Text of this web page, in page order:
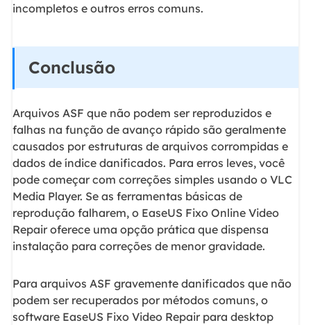
incompletos e outros erros comuns.
Conclusão
Arquivos ASF que não podem ser reproduzidos e
falhas na função de avanço rápido são geralmente
causados por estruturas de arquivos corrompidas e
dados de índice danificados. Para erros leves, você
pode começar com correções simples usando o VLC
Media Player. Se as ferramentas básicas de
reprodução falharem, o EaseUS Fixo Online Video
Repair oferece uma opção prática que dispensa
instalação para correções de menor gravidade.
Para arquivos ASF gravemente danificados que não
podem ser recuperados por métodos comuns, o
software EaseUS Fixo Video Repair para desktop